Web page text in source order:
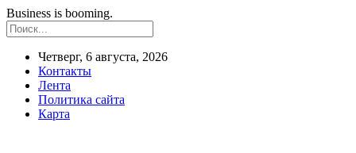
Business is booming.
Четверг, 6 августа, 2026
Контакты
Лента
Политика сайта
Карта